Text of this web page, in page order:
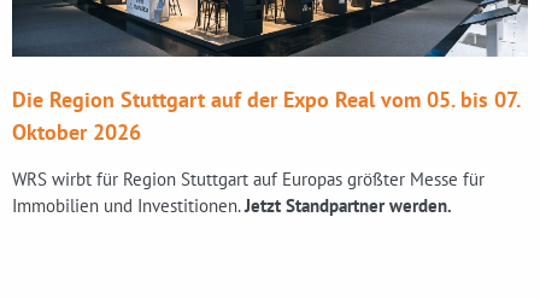
Die Region Stuttgart auf der Expo Real vom 05. bis 07.
Oktober 2026
WRS wirbt für Region Stuttgart auf Europas größter Messe für
Immobilien und Investitionen.Jetzt Standpartner werden.